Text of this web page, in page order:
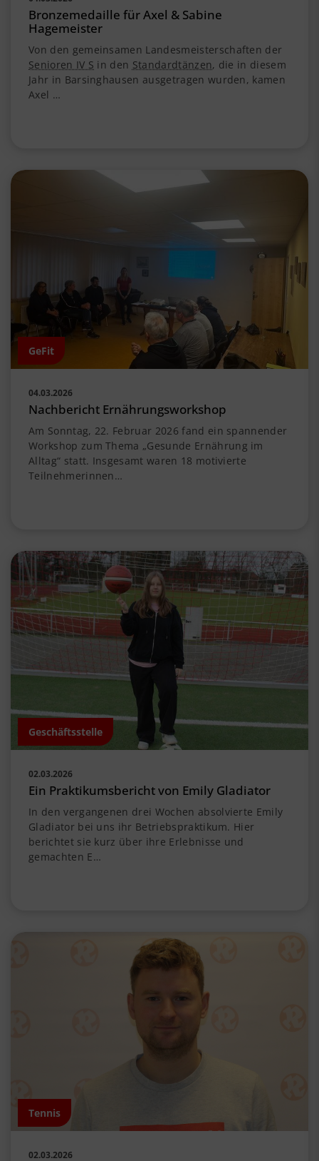
Bronzemedaille für Axel & Sabine
Hagemeister
Von den gemeinsamen Landesmeisterschaften der
Senioren IV S in den Standardtänzen, die in diesem
Jahr in Barsinghausen ausgetragen wurden, kamen
Axel …
GeFit
04.03.2026
Nachbericht Ernährungsworkshop
Am Sonntag, 22. Februar 2026 fand ein spannender
Workshop zum Thema „Gesunde Ernährung im
Alltag“ statt. Insgesamt waren 18 motivierte
Teilnehmerinnen…
Geschäftsstelle
02.03.2026
Ein Praktikumsbericht von Emily Gladiator
In den vergangenen drei Wochen absolvierte Emily
Gladiator bei uns ihr Betriebspraktikum. Hier
berichtet sie kurz über ihre Erlebnisse und
gemachten E…
Tennis
02.03.2026